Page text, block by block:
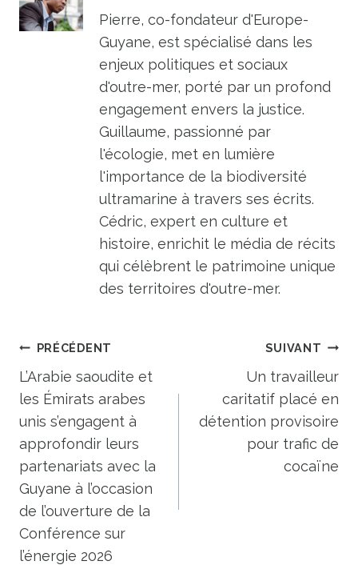
Pierre, co-fondateur d'Europe-
Guyane, est spécialisé dans les
enjeux politiques et sociaux
d'outre-mer, porté par un profond
engagement envers la justice.
Guillaume, passionné par
l'écologie, met en lumière
l'importance de la biodiversité
ultramarine à travers ses écrits.
Cédric, expert en culture et
histoire, enrichit le média de récits
qui célèbrent le patrimoine unique
des territoires d'outre-mer.
Navigation
de
l’article
PRÉCÉDENT
L’Arabie saoudite et
les Émirats arabes
unis s’engagent à
approfondir leurs
partenariats avec la
Guyane à l’occasion
de l’ouverture de la
Conférence sur
l’énergie 2026
SUIVANT
Un travailleur
caritatif placé en
détention provisoire
pour trafic de
cocaïne